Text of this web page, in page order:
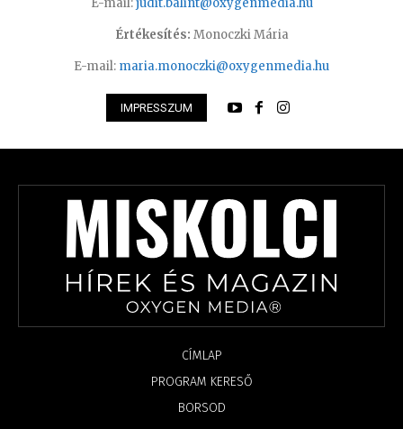
E-mail:judit.balint@oxygenmedia.hu
Értékesítés: Monoczki Mária
E-mail: maria.monoczki@oxygenmedia.hu
IMPRESSZUM
CÍMLAP
PROGRAM KERESŐ
BORSOD